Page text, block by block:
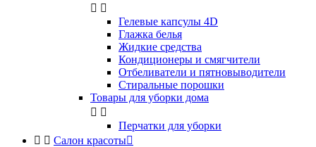
 
Гелевые капсулы 4D
Глажка белья
Жидкие средства
Кондиционеры и смягчители
Отбеливатели и пятновыводители
Стиральные порошки
Товары для уборки дома
 
Перчатки для уборки
  Салон красоты